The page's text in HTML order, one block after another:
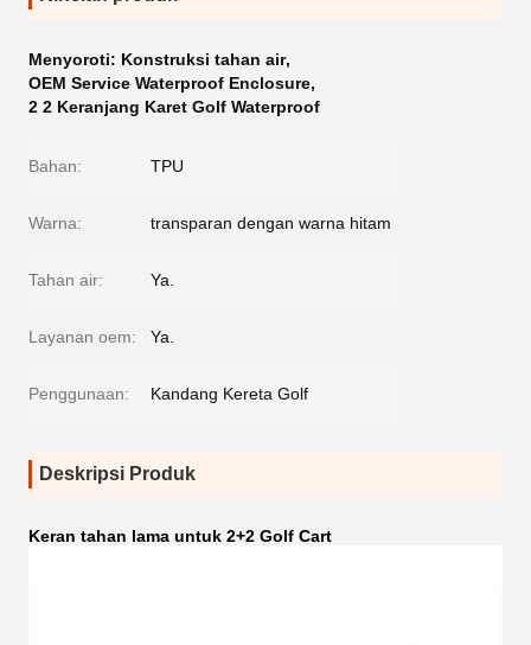
Menyoroti: Konstruksi tahan air,
OEM Service Waterproof Enclosure,
2 2 Keranjang Karet Golf Waterproof
Bahan: TPU
Warna: transparan dengan warna hitam
Tahan air: Ya.
Layanan oem: Ya.
Penggunaan: Kandang Kereta Golf
Deskripsi Produk
Keran tahan lama untuk 2+2 Golf Cart